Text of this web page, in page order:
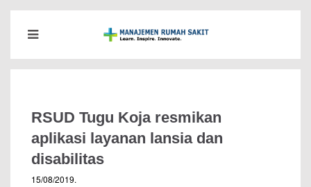
RSUD Tugu Koja resmikan
aplikasi layanan lansia dan
disabilitas
15/08/2019.